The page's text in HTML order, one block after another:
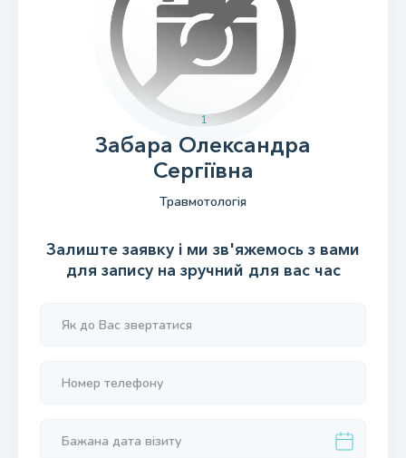
1
Забара Олександра
Сергіївна
Травмотологія
Залиште заявку і ми зв'яжемось з вами
для запису на зручний для вас час